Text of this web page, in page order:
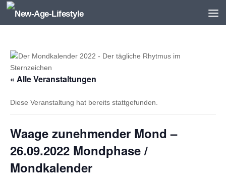
Zum Inhalt springen
« Alle Veranstaltungen
Diese Veranstaltung hat bereits stattgefunden.
Waage zunehmender Mond –
26.09.2022 Mondphase /
Mondkalender